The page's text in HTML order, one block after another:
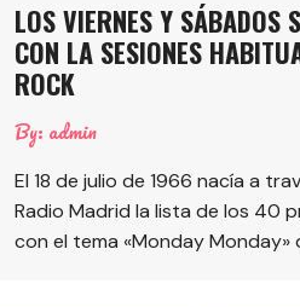
LOS VIERNES Y SÁBADOS
CON LA SESIONES
ROCK
By: admin
El 18 de julio de 1966 nacía a
Radio Madrid la lista de los 40
con el tema «Monday Monday»